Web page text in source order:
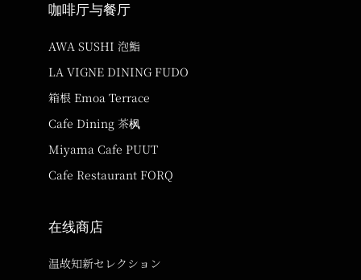
咖啡厅与餐厅
AWA SUSHI 泡鮨
LA VIGNE DINING FUDO
箱根 Emoa Terrace
Cafe Dining 茶枫
Miyama Cafe PUUT
Cafe Restaurant FORQ
在线商店
温故知新セレクション